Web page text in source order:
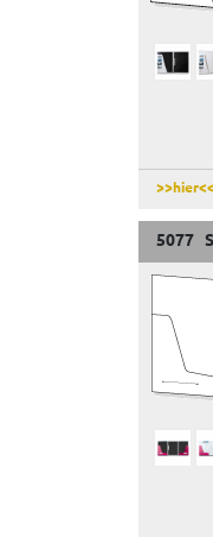
5077